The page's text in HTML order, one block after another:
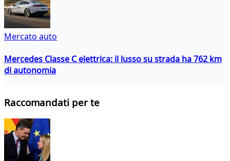
Mercato auto
Mercedes Classe C elettrica: il lusso su strada ha 762 km
di autonomia
Raccomandati per te